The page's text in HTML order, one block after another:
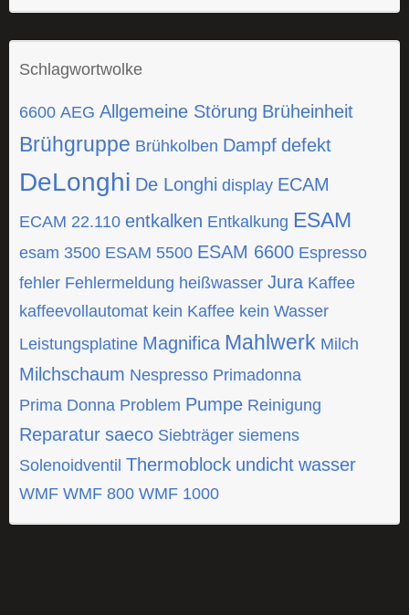
Schlagwortwolke
6600 AEG Allgemeine Störung Brüheinheit
Brühgruppe Brühkolben Dampf defekt
DeLonghi De Longhi display ECAM
ECAM 22.110 entkalken Entkalkung ESAM
esam 3500 ESAM 5500 ESAM 6600 Espresso
fehler Fehlermeldung heißwasser Jura Kaffee
kaffeevollautomat kein Kaffee kein Wasser
Leistungsplatine Magnifica Mahlwerk Milch
Milchschaum Nespresso Primadonna
Prima Donna Problem Pumpe Reinigung
Reparatur saeco Siebträger siemens
Solenoidventil Thermoblock undicht wasser
WMF WMF 800 WMF 1000